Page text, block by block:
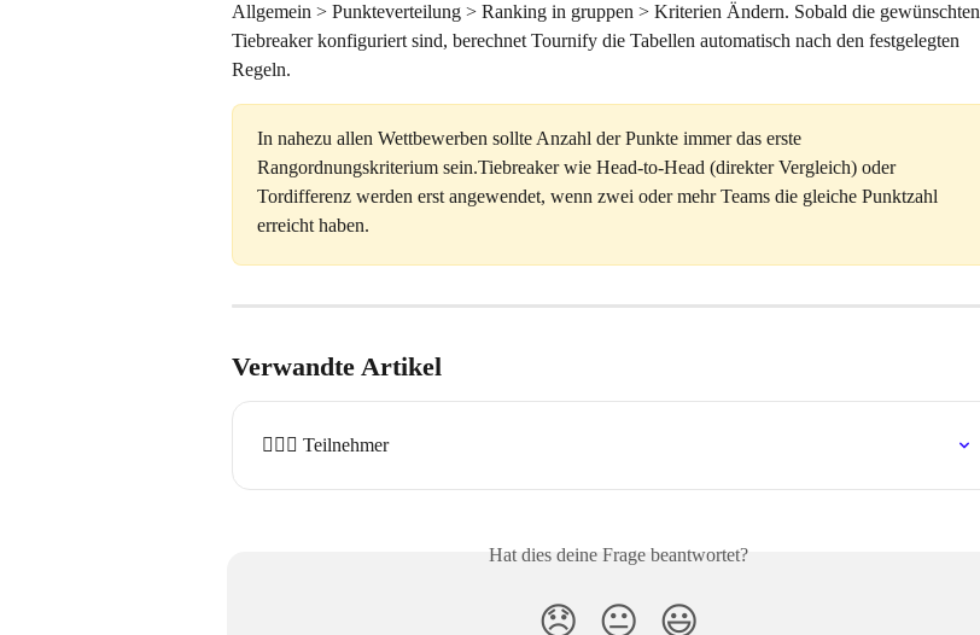
Allgemein > Punkteverteilung > Ranking in gruppen > Kriterien Ändern. Sobald die gewünschten
Tiebreaker konfiguriert sind, berechnet Tournify die Tabellen automatisch nach den festgelegten
Regeln.
In nahezu allen Wettbewerben sollte Anzahl der Punkte immer das erste
Rangordnungskriterium sein.Tiebreaker wie Head-to-Head (direkter Vergleich) oder
Tordifferenz werden erst angewendet, wenn zwei oder mehr Teams die gleiche Punktzahl
erreicht haben.
Verwandte Artikel
🏃🏽‍♀️ Teilnehmer
Hat dies deine Frage beantwortet?
😞 😐 😃